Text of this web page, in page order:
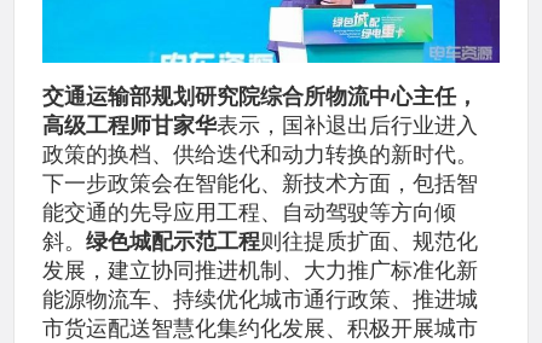
交通运输部规划研究院综合所物流中心主任，
高级工程师甘家华表示，国补退出后行业进入
政策的换档、供给迭代和动力转换的新时代。
下一步政策会在智能化、新技术方面，包括智
能交通的先导应用工程、自动驾驶等方向倾
斜。绿色城配示范工程则往提质扩面、规范化
发展，建立协同推进机制、大力推广标准化新
能源物流车、持续优化城市通行政策、推进城
市货运配送智慧化集约化发展、积极开展城市